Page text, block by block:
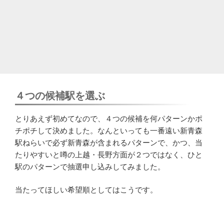
４つの候補駅を選ぶ
とりあえず初めてなので、４つの候補を何パターンかポ
チポチして決めました。なんといっても一番遠い新青森
駅ねらいで必ず新青森が含まれるパターンで、かつ、当
たりやすいと噂の上越・長野方面が２つではなく、ひと
駅のパターンで抽選申し込みしてみました。
当たってほしい希望順としてはこうです。